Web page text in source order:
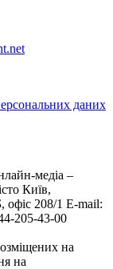
даних
медіа –
Київ,
208/1 E-mail:
205-43-00
на
на